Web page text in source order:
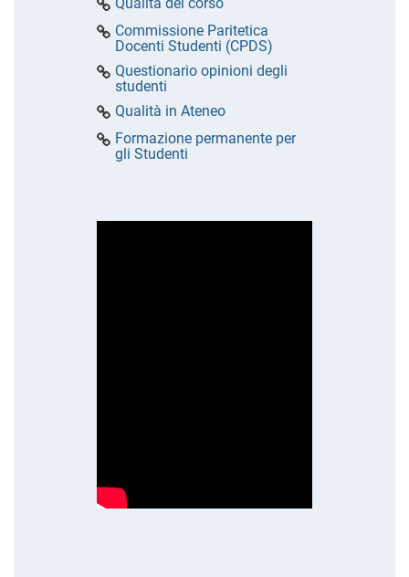
Commissione Paritetica
Docenti Studenti (CPDS)
Questionario opinioni degli
studenti
Qualità in Ateneo
Formazione permanente per
gli Studenti